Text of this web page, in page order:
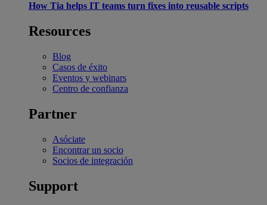
How Tia helps IT teams turn fixes into reusable scripts
Resources
Blog
Casos de éxito
Eventos y webinars
Centro de confianza
Partner
Asóciate
Encontrar un socio
Socios de integración
Support